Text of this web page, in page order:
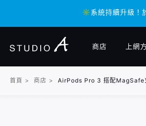
✳️系統持續升級！
✳️系統持續升級！
商店 上網
首頁 > 商店 > AirPods Pro 3 搭配MagSafe